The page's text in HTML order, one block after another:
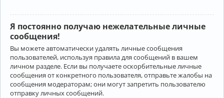
Я постоянно получаю нежелательные личные
сообщения!
Вы можете автоматически удалять личные сообщения
пользователей, используя правила для сообщений в вашем
личном разделе. Если вы получаете оскорбительные личные
сообщения от конкретного пользователя, отправьте жалобы на
сообщения модераторам; они могут запретить пользователю
отправку личных сообщений.